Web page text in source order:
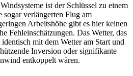
ist der Schlüssel zu einem
sogar verlängerten Flug am
Arbeitshöhe gibt es hier keinen
Fehleinschätzungen. Das Wetter, das
mit dem Wetter am Start und
Inversion oder signifikante
entkoppelt wären.